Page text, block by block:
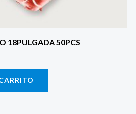
18PULGADA 50PCS